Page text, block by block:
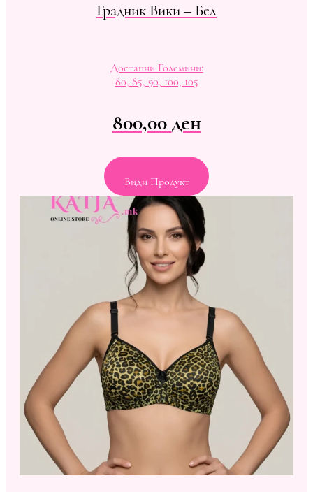
Градник Вики – Бел
Достапни Големини:
80, 85, 90, 100, 105
800,00ден
Види Продукт